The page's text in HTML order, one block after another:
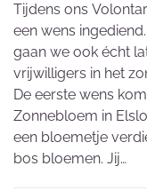
Tijdens ons
een wens
gaan we ook écht
vrijwilligers in het
De eerste wens
Zonnebloem in
een bloemetje
bos bloemen. Jij…